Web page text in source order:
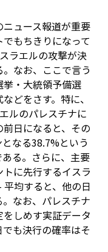
ュース報道が重要
もちきりになって
ラエルの攻撃が決
なお、ここで言う
・大統領予備選
どをさす。特に、
ルのパレスチナに
日になると、その
なる38.7%という
る。さらに、主要
に先行するイスラ
均すると、他の日
なお、パレスチナ
しめす実証データ
も決行の確率はそ